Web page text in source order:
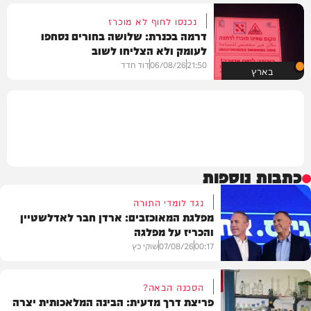
בארץ
נכנסו לחוף לא מוכרז
דרמה בכנרת: שלושה בחורים נסחפו
לעומק ולא הצליחו לשוב
21:50
06/08/26דוד חדד
כתבות נוספות
נגד לומדי התורה
מפלגת המאוכזבים: ארדן חבר לאדלשטיין
והכריז על מפלגה
00:17
07/08/26שוקי כץ
הסכנה הבאה?
פריצת דרך מדעית: הבינה המלאכותית יצרה